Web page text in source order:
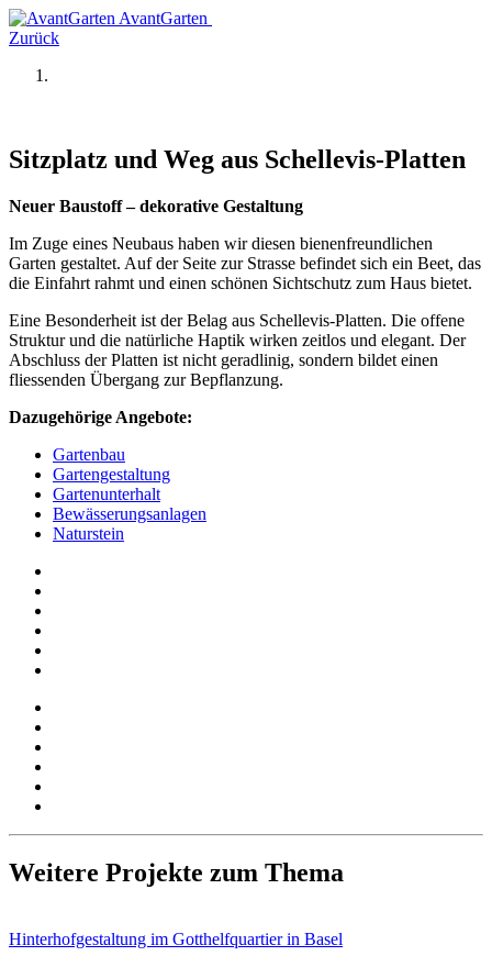
AvantGarten
Zurück
Sitzplatz und Weg aus Schellevis-Platten
Neuer Baustoff – dekorative Gestaltung
Im Zuge eines Neubaus haben wir diesen bienenfreundlichen
Garten gestaltet. Auf der Seite zur Strasse befindet sich ein Beet, das
die Einfahrt rahmt und einen schönen Sichtschutz zum Haus bietet.
Eine Besonderheit ist der Belag aus Schellevis-Platten. Die offene
Struktur und die natürliche Haptik wirken zeitlos und elegant. Der
Abschluss der Platten ist nicht geradlinig, sondern bildet einen
fliessenden Übergang zur Bepflanzung.
Dazugehörige Angebote:
Gartenbau
Gartengestaltung
Gartenunterhalt
Bewässerungsanlagen
Naturstein
Weitere Projekte zum Thema
Hinterhof­gestaltung im Gotthelf­quartier in Basel